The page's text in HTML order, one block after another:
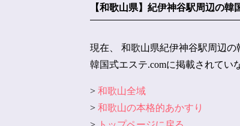
【和歌山県】紀伊神谷駅周辺の韓
現在、 和歌山県紀伊神谷駅周辺の
韓国式エステ.comに掲載されてい
> 和歌山全域
> 和歌山の本格的あかすり